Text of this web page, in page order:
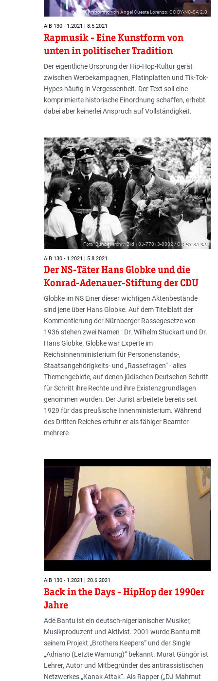
Symbolfoto von Angel Cuesta Lorenzo; CC BY-NC-SA 2.0
AIB 130 - 1.2021 | 8.5.2021
Rapmusik - Eine Kunstform von
unten in politischer Tradition
Der eigentliche Ursprung der Hip-Hop-Kultur gerät
zwischen Werbekampagnen, Platinplatten und Tik-Tok-
Hypes häufig in Vergessenheit. Der Text soll eine
komprimierte historische Einordnung schaffen, erhebt
dabei aber keinerlei Anspruch auf Vollständigkeit.
Foto: Bundesarchiv; Bild 183-77013-0002 / CC-BY-SA 3.0
AIB 130 - 1.2021 | 5.8.2021
Der NS-Täter Hans Globke und die
Konrad-Adenauer-Stiftung der CDU
Globke im NS Einer dieser wichtigen Aktenbestände
sind jene über Hans Globke. Auf dem Titel­blatt der
Kommentierung der Nürnberger Rassegesetze von
1936 stehen zwei Namen : Dr. Wilhelm Stuckart und Dr.
Hans Globke. Globke war Experte im
Reichsinnenministerium für Personenstands-,
Staatsangehörigkeits- und „Rassefragen“ - alles
Themengebiete, auf denen jüdischen Deutschen Schritt
für Schritt ihre Rechte und ihre Existenzgrundlagen
genommen wurden. Der Jurist arbeitete bereits seit
1929 für das preußische Innenministerium. Während
des Dritten Reiches erfuhr er als fähiger Beamter
mehrere
AIB 130 - 1.2021 | 20.6.2021
Back in the Days - HipHop der 1990er
Jahre
Adé Bantu ist ein deutsch-nigerianischer Musiker,
Musikproduzent und Aktivist. 2001 wurde Bantu mit
seinem Projekt „Brothers Keepers“ und der Single
„Adriano (Letzte Warnung)“ bekannt. Murat Güngör ist
Lehrer, Autor und Mitbegründer des antirassistischen
Netzwerkes „Kanak Attak“. Als Rapper („DJ Mahmut